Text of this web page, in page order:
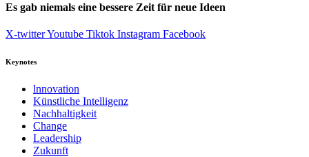
Es gab niemals eine bessere Zeit für neue Ideen
X-twitterYoutube Tiktok Instagram Facebook
Keynotes
lnnovation
Künstliche Intelligenz
Nachhaltigkeit
Change
Leadership
Zukunft